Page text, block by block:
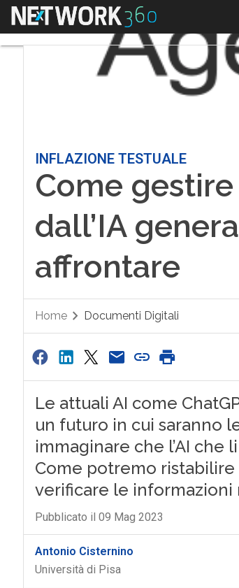
Menu
INFLAZIONE TESTUALE
Come
dall’IA
affrontare
Home Documenti Digitali
Le attuali AI come
un futuro in cui saranno
immaginare che l’AI
Come potremo
verificare le informazioni
Pubblicato il 09 Mag 2023
Antonio Cisternino
Università di Pisa